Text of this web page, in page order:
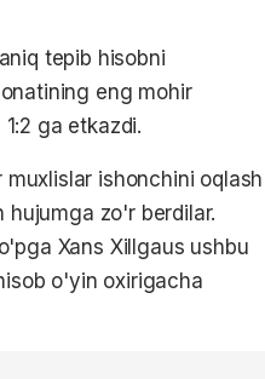
tepib hisobni
eng mohir
ga etkazdi.
ishonchini oqlash
hujumga zo'r berdilar.
Xans Xillgaus ushbu
o'yin oxirigacha